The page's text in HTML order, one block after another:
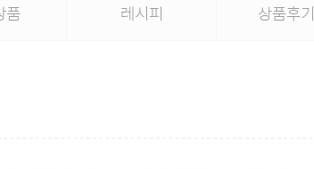
품 레시피 상품후기